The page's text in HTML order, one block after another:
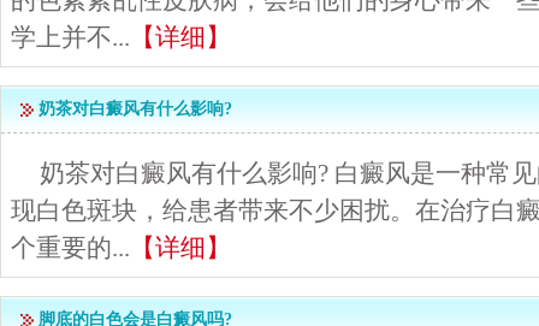
学上并不... 【详细】
奶茶对白癜风有什么影响?
奶茶对白癜风有什么影响? 白癜风是一种常
现白色斑块，给患者带来不少困扰。在治疗白
个重要的... 【详细】
脚底的白色会是白癜风吗?